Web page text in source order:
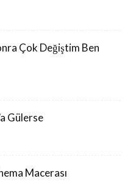
Çok Değiştim Ben
Gülerse
Macerası